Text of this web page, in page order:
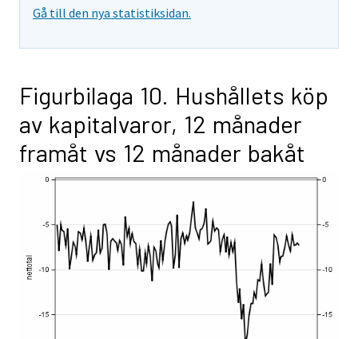
Gå till den nya statistiksidan.
Figurbilaga 10. Hushållets köp
av kapitalvaror, 12 månader
framåt vs 12 månader bakåt